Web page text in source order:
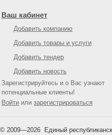
Ваш кабинет
Добавить компанию
Добавить товары и услуги
Добавить тендер
Добавить новость
Зарегистрируйтесь и о Вас узнают
потенциальные клиенты!
Войти или зарегистрироваться
© 2009—2026 Единый